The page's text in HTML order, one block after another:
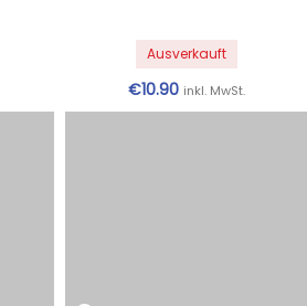
Ausverkauft
€10.90 inkl. MwSt.